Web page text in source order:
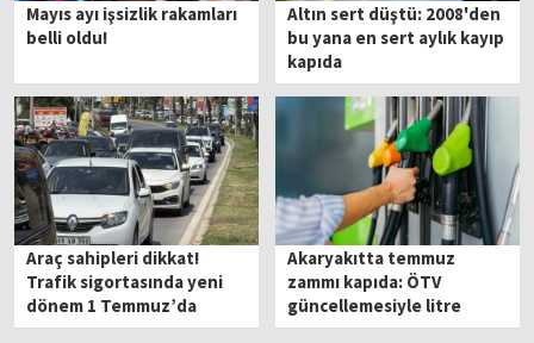
Mayıs ayı işsizlik rakamları
belli oldu!
Altın sert düştü: 2008'den
bu yana en sert aylık kayıp
kapıda
Araç sahipleri dikkat!
Trafik sigortasında yeni
dönem 1 Temmuz’da
başlıyor
Akaryakıtta temmuz
zammı kapıda: ÖTV
güncellemesiyle litre
fiyatları ne kadar olacak?